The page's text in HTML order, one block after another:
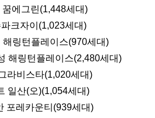
꿈에그린(1,448세대)
크자이(1,023세대)
해링턴플레이스(970세대)
해링턴플레이스(2,480세대)
라비스타(1,020세대)
일산(오)(1,054세대)
포레카운티(939세대)